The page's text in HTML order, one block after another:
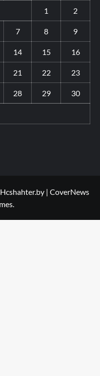
1 2
7 8 9
14 15 16
21 22 23
28 29 30
| CoverNews